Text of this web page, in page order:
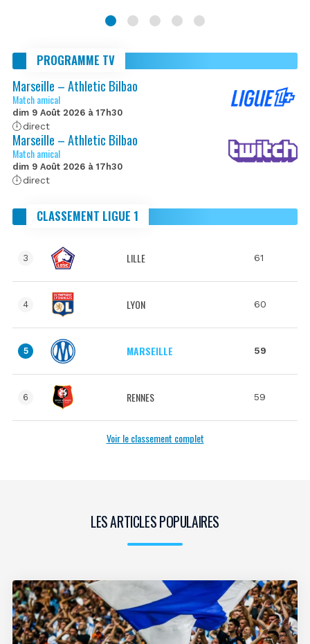
PROGRAMME TV
Marseille – Athletic Bilbao
Match amical
dim 9 Août 2026 à 17h30
direct
Marseille – Athletic Bilbao
Match amical
dim 9 Août 2026 à 17h30
direct
CLASSEMENT LIGUE 1
3 LILLE 61
4 LYON 60
5 MARSEILLE 59
6 RENNES 59
Voir le classement complet
LES ARTICLES POPULAIRES